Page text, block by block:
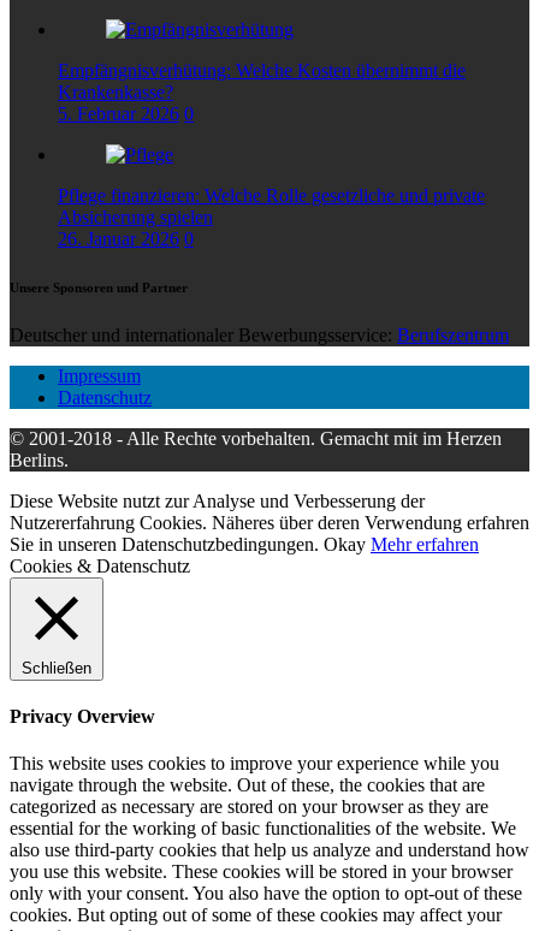
Empfängnisverhütung: Welche Kosten übernimmt die
Krankenkasse?
5. Februar 2026 0
Pflege finanzieren: Welche Rolle gesetzliche und private
Absicherung spielen
26. Januar 2026 0
Unsere Sponsoren und Partner
Deutscher und internationaler Bewerbungsservice: Berufszentrum
Impressum
Datenschutz
© 2001-2018 - Alle Rechte vorbehalten. Gemacht mit im Herzen
Berlins.
Diese Website nutzt zur Analyse und Verbesserung der
Nutzererfahrung Cookies. Näheres über deren Verwendung erfahren
Sie in unseren Datenschutzbedingungen. Okay Mehr erfahren
Cookies & Datenschutz
Schließen
Privacy Overview
This website uses cookies to improve your experience while you
navigate through the website. Out of these, the cookies that are
categorized as necessary are stored on your browser as they are
essential for the working of basic functionalities of the website. We
also use third-party cookies that help us analyze and understand how
you use this website. These cookies will be stored in your browser
only with your consent. You also have the option to opt-out of these
cookies. But opting out of some of these cookies may affect your